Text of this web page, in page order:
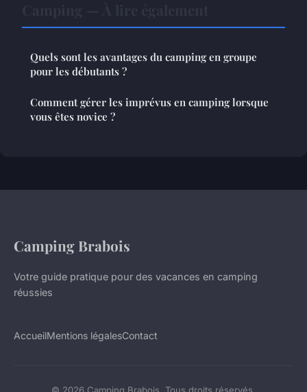
Quels sont les avantages du camping en groupe
pour les débutants ?
Comment gérer les imprévus en camping lorsque
vous êtes novice ?
Camping Brabois
Votre guide pratique pour des vacances en camping
réussies
AccueilMentions légalesContact